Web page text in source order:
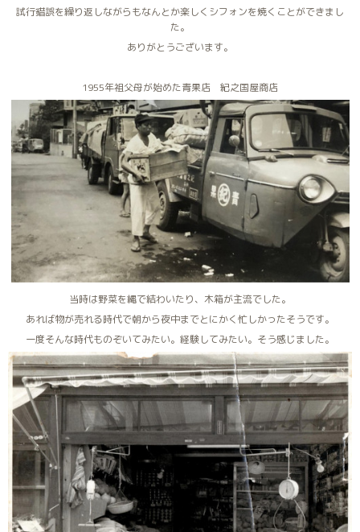
試行錯誤を繰り返しながらもなんとか楽しくシフォンを焼くことができまし
た。
ありがとうございます。
1955年祖父母が始めた青果店 紀之国屋商店
当時は野菜を縄で結わいたり、木箱が主流でした。
あれば物が売れる時代で朝から夜中までとにかく忙しかったそうです。
一度そんな時代ものぞいてみたい。経験してみたい。そう感じました。